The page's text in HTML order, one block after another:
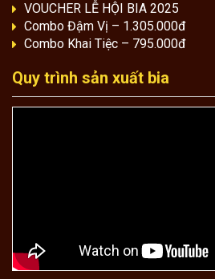
VOUCHER LỄ HỘI BIA 2025
Combo Đậm Vị – 1.305.000đ
Combo Khai Tiệc – 795.000đ
Quy trình sản xuất bia